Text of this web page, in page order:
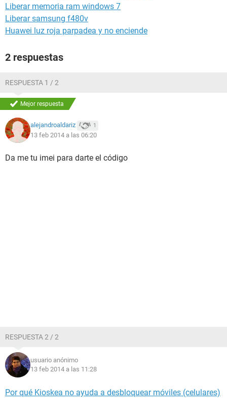
Liberar memoria ram windows 7
Liberar samsung f480v
Huawei luz roja parpadea y no enciende
2 respuestas
RESPUESTA 1 / 2
Mejor respuesta
alejandroaldariz 1
13 feb 2014 a las 06:20
Da me tu imei para darte el código
RESPUESTA 2 / 2
usuario anónimo
13 feb 2014 a las 11:28
Por qué Kioskea no ayuda a desbloquear móviles (celulares)